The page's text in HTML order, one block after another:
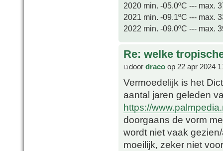
2020 min. -05.0ºC --- max.
2021 min. -09.1ºC --- max.
2022 min. -09.0ºC --- max.
Re: welke
door draco op 22 apr 2024
Vermoedelijk is het
aantal jaren geleden
https://
doorgaans de vorm
wordt niet vaak
moeilijk, zeker niet